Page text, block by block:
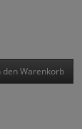
den Warenkorb